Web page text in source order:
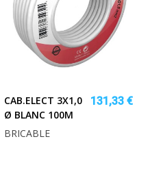
CAB.ELECT 3X1,0
Ø BLANC 100M
131,33 €
BRICABLE